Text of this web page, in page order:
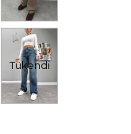
Tükendi